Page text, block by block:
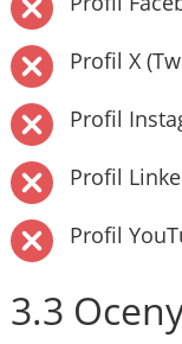
Profil X
Profil
Profil
Profil
3.3